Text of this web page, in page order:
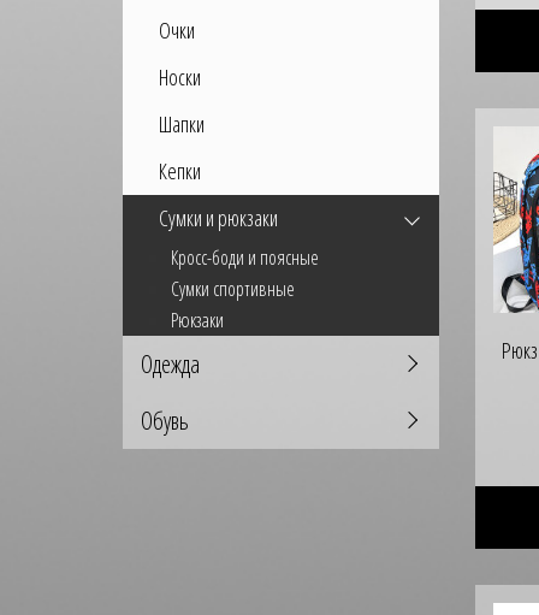
Очки
Носки
Шапки
Кепки
Сумки и рюкзаки
Кросс-боди и поясные
Сумки спортивные
Рюкзаки
Одежда
Обувь